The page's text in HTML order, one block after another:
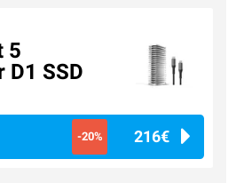
5
D1 SSD
-20% 216€